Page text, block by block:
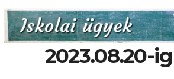
2023.08.20-ig